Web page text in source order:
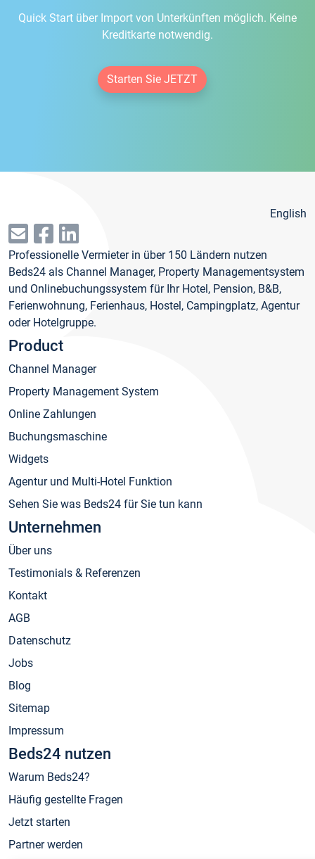
Quick Start über Import von Unterkünften möglich. Keine
Kreditkarte notwendig.
Starten Sie JETZT
English
Professionelle Vermieter in über 150 Ländern nutzen
Beds24 als Channel Manager, Property Managementsystem
und Onlinebuchungssystem für Ihr Hotel, Pension, B&B,
Ferienwohnung, Ferienhaus, Hostel, Campingplatz, Agentur
oder Hotelgruppe.
Product
Channel Manager
Property Management System
Online Zahlungen
Buchungsmaschine
Widgets
Agentur und Multi-Hotel Funktion
Sehen Sie was Beds24 für Sie tun kann
Unternehmen
Über uns
Testimonials & Referenzen
Kontakt
AGB
Datenschutz
Jobs
Blog
Sitemap
Impressum
Beds24 nutzen
Warum Beds24?
Häufig gestellte Fragen
Jetzt starten
Partner werden